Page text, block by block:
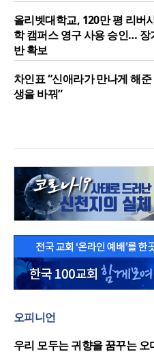
올리벳대학교, 120만 평 리버
학 캠퍼스 영구 사용 승인… 장
반 확보
차인표 “신애라가 만나게 해
생을 바꿔”
오피니언
우리 모두는 귀향을 꿈꾸는 오